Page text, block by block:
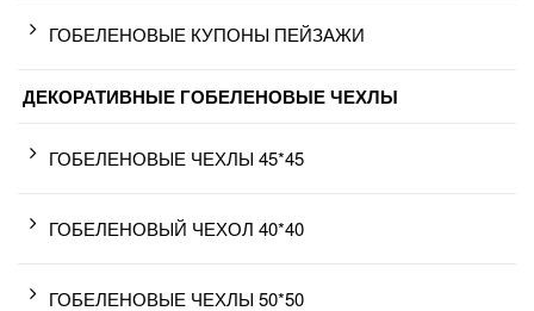
ГОБЕЛЕНОВЫЕ КУПОНЫ ПЕЙЗАЖИ
ДЕКОРАТИВНЫЕ ГОБЕЛЕНОВЫЕ ЧЕХЛЫ
ГОБЕЛЕНОВЫЕ ЧЕХЛЫ 45*45
ГОБЕЛЕНОВЫЙ ЧЕХОЛ 40*40
ГОБЕЛЕНОВЫЕ ЧЕХЛЫ 50*50